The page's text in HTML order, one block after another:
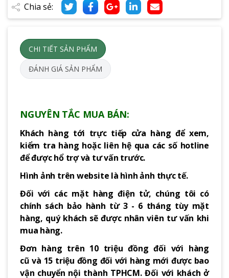
Chia sẻ:
CHI TIẾT SẢN PHẨM
ĐÁNH GIÁ SẢN PHẨM
NGUYÊN TẮC MUA BÁN:
Khách hàng tới trực tiếp cửa hàng để xem,
kiểm tra hàng hoặc liên hệ qua các số hotline
để được hổ trợ và tư vấn trước.
Hình ảnh trên website là hình ảnh thực tế.
Đối với các mặt hàng điện tử, chúng tôi có
chính sách bảo hành từ 3 - 6 tháng tùy mặt
hàng, quý khách sẽ được nhân viên tư vấn khi
mua hàng.
Đơn hàng trên 10 triệu đồng đối với hàng
cũ và 15 triệu đồng đối với hàng mới được bao
vận chuyển nội thành TPHCM. Đối với khách ở